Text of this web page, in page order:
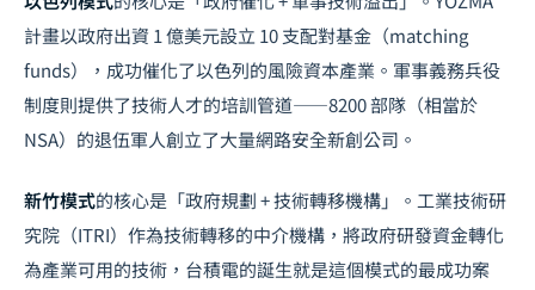
計畫以政府出資 1 億美元設立 10 支配對基金（matching
funds），成功催化了以色列的風險資本產業。軍事義務兵役
制度則提供了技術人才的培訓管道——8200 部隊（相當於
NSA）的退伍軍人創立了大量網路安全新創公司。
新竹模式的核心是「政府規劃 + 技術轉移機構」。工業技術研
究院（ITRI）作為技術轉移的中介機構，將政府研發資金轉化
為產業可用的技術，台積電的誕生就是這個模式的最成功案